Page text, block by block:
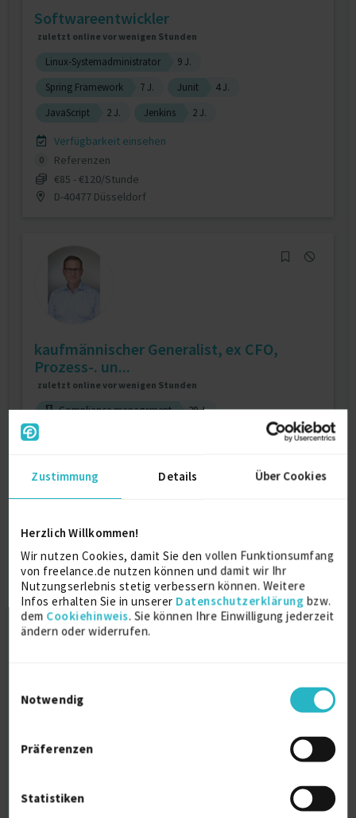
Zustimmung Details Über Cookies
Herzlich Willkommen!
Wir nutzen Cookies, damit Sie den vollen Funktionsumfang
von freelance.de nutzen können und damit wir Ihr
Nutzungserlebnis stetig verbessern können. Weitere
Infos erhalten Sie in unserer Datenschutzerklärung bzw.
dem Cookiehinweis. Sie können Ihre Einwilligung jederzeit
ändern oder widerrufen.
Notwendig
Präferenzen
Statistiken
Softwareentwickler
zuletzt online vor wenigen Stunden
Linux-Systemadministrator
9 J.
Spring Framework
7 J. Junit
4 J.
JavaScript
2 J. Jenkins 2 J.
Verfügbarkeit einsehen
0
Referenzen
€85 - €120/Stunde
D-40477 Düsseldorf
kaufmännischer Generalist, ex CFO,
Prozess-. un...
zuletzt online vor wenigen Stunden
Compliance management
29 J.
2
Referenzen
auf Anfrage
Postprozessor...
zuletzt online vor wenigen Stunden
1
Referenz